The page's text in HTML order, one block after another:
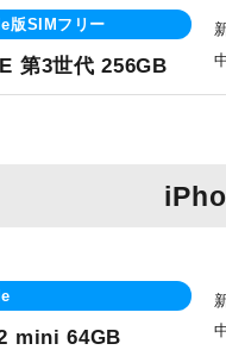
版SIMフリー
第3世代 256GB
mini 64GB